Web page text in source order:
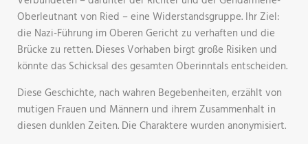
Oberleutnant von Ried – eine Widerstandsgruppe. Ihr Ziel:
die Nazi-Führung im Oberen Gericht zu verhaften und die
Brücke zu retten. Dieses Vorhaben birgt große Risiken und
könnte das Schicksal des gesamten Oberinntals entscheiden.
Diese Geschichte, nach wahren Begebenheiten, erzählt von
mutigen Frauen und Männern und ihrem Zusammenhalt in
diesen dunklen Zeiten. Die Charaktere wurden anonymisiert.